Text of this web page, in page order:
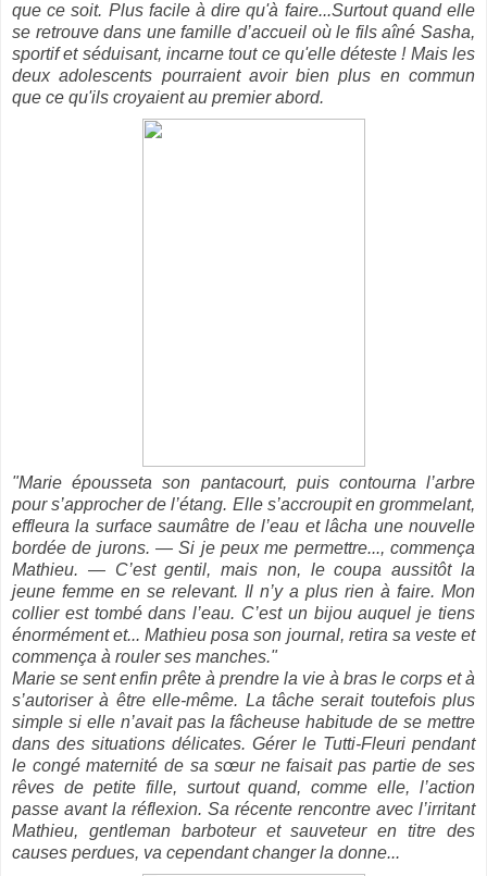
que ce soit. Plus facile à dire qu'à faire...Surtout quand elle
se retrouve dans une famille d’accueil où le fils aîné Sasha,
sportif et séduisant, incarne tout ce qu'elle déteste ! Mais les
deux adolescents pourraient avoir bien plus en commun
que ce qu'ils croyaient au premier abord.
"Marie épousseta son pantacourt, puis contourna l’arbre
pour s’approcher de l’étang. Elle s’accroupit en grommelant,
effleura la surface saumâtre de l’eau et lâcha une nouvelle
bordée de jurons. — Si je peux me permettre..., commença
Mathieu. — C’est gentil, mais non, le coupa aussitôt la
jeune femme en se relevant. Il n’y a plus rien à faire. Mon
collier est tombé dans l’eau. C’est un bijou auquel je tiens
énormément et... Mathieu posa son journal, retira sa veste et
commença à rouler ses manches."
Marie se sent enfin prête à prendre la vie à bras le corps et à
s’autoriser à être elle-même. La tâche serait toutefois plus
simple si elle n’avait pas la fâcheuse habitude de se mettre
dans des situations délicates. Gérer le Tutti-Fleuri pendant
le congé maternité de sa sœur ne faisait pas partie de ses
rêves de petite fille, surtout quand, comme elle, l’action
passe avant la réflexion. Sa récente rencontre avec l’irritant
Mathieu, gentleman barboteur et sauveteur en titre des
causes perdues, va cependant changer la donne...